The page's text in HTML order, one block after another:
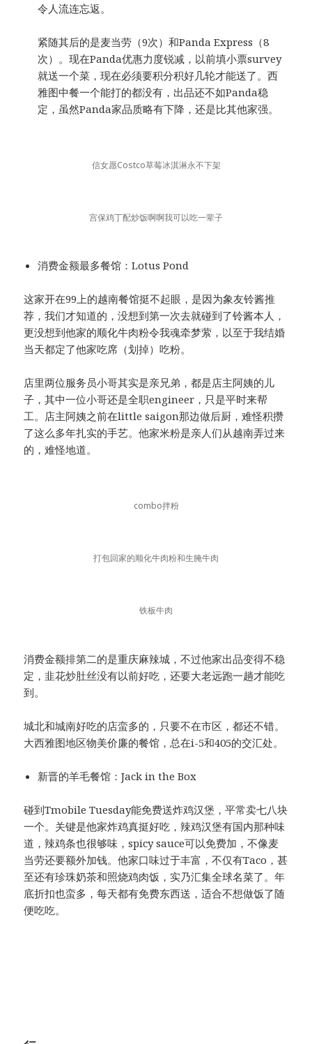
令人流连忘返。
紧随其后的是麦当劳（9次）和Panda Express（8
次）。现在Panda优惠力度锐减，以前填小票survey
就送一个菜，现在必须要积分积好几轮才能送了。西
雅图中餐一个能打的都没有，出品还不如Panda稳
定，虽然Panda家品质略有下降，还是比其他家强。
信女愿Costco草莓冰淇淋永不下架
宫保鸡丁配炒饭啊啊我可以吃一辈子
消费金额最多餐馆：Lotus Pond
这家开在99上的越南餐馆挺不起眼，是因为象友铃酱推
荐，我们才知道的，没想到第一次去就碰到了铃酱本人，
更没想到他家的顺化牛肉粉令我魂牵梦萦，以至于我结婚
当天都定了他家吃席（划掉）吃粉。
店里两位服务员小哥其实是亲兄弟，都是店主阿姨的儿
子，其中一位小哥还是全职engineer，只是平时来帮
工。店主阿姨之前在little saigon那边做后厨，难怪积攒
了这么多年扎实的手艺。他家米粉是亲人们从越南弄过来
的，难怪地道。
combo拌粉
打包回家的顺化牛肉粉和生腌牛肉
铁板牛肉
消费金额排第二的是重庆麻辣城，不过他家出品变得不稳
定，韭花炒肚丝没有以前好吃，还要大老远跑一趟才能吃
到。
城北和城南好吃的店蛮多的，只要不在市区，都还不错。
大西雅图地区物美价廉的餐馆，总在i-5和405的交汇处。
新晋的羊毛餐馆：Jack in the Box
碰到Tmobile Tuesday能免费送炸鸡汉堡，平常卖七八块
一个。关键是他家炸鸡真挺好吃，辣鸡汉堡有国内那种味
道，辣鸡条也很够味，spicy sauce可以免费加，不像麦
当劳还要额外加钱。他家口味过于丰富，不仅有Taco，甚
至还有珍珠奶茶和照烧鸡肉饭，实乃汇集全球名菜了。年
底折扣也蛮多，每天都有免费东西送，适合不想做饭了随
便吃吃。